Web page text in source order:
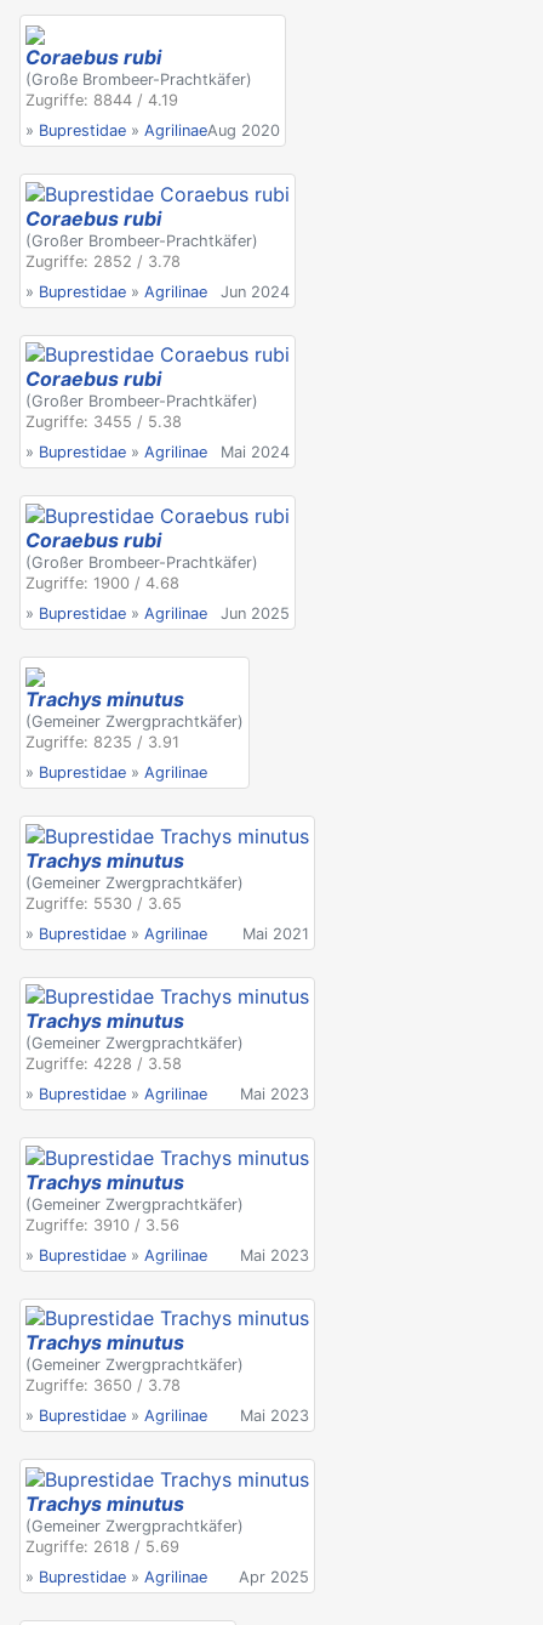
Coraebus rubi
(Große Brombeer-Prachtkäfer)
Zugriffe: 8844 / 4.19
» Buprestidae » AgrilinaeAug 2020
Coraebus rubi
(Großer Brombeer-Prachtkäfer)
Zugriffe: 2852 / 3.78
» Buprestidae » Agrilinae Jun 2024
Coraebus rubi
(Großer Brombeer-Prachtkäfer)
Zugriffe: 3455 / 5.38
» Buprestidae » Agrilinae Mai 2024
Coraebus rubi
(Großer Brombeer-Prachtkäfer)
Zugriffe: 1900 / 4.68
» Buprestidae » Agrilinae Jun 2025
Trachys minutus
(Gemeiner Zwergprachtkäfer)
Zugriffe: 8235 / 3.91
» Buprestidae » Agrilinae
Trachys minutus
(Gemeiner Zwergprachtkäfer)
Zugriffe: 5530 / 3.65
» Buprestidae » Agrilinae Mai 2021
Trachys minutus
(Gemeiner Zwergprachtkäfer)
Zugriffe: 4228 / 3.58
» Buprestidae » Agrilinae Mai 2023
Trachys minutus
(Gemeiner Zwergprachtkäfer)
Zugriffe: 3910 / 3.56
» Buprestidae » Agrilinae Mai 2023
Trachys minutus
(Gemeiner Zwergprachtkäfer)
Zugriffe: 3650 / 3.78
» Buprestidae » Agrilinae Mai 2023
Trachys minutus
(Gemeiner Zwergprachtkäfer)
Zugriffe: 2618 / 5.69
» Buprestidae » Agrilinae Apr 2025